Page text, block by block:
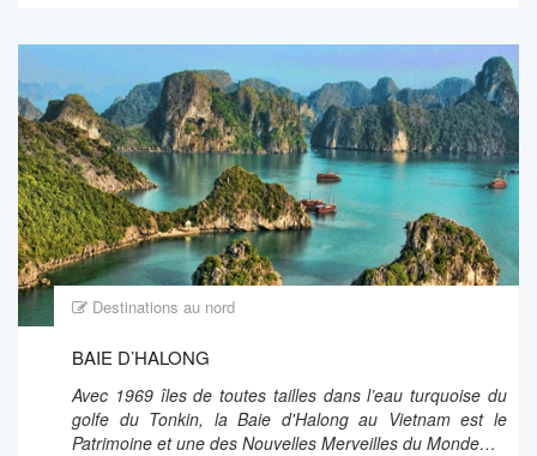
Destinations au nord
BAIE D’HALONG
Avec 1969 îles de toutes tailles dans l’eau turquoise du
golfe du Tonkin, la Baie d'Halong au Vietnam est le
Patrimoine et une des Nouvelles Merveilles du Monde…